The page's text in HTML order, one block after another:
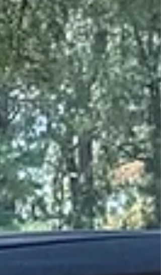
単にすること。ゴルフカートにもバッテリーにも
精通した私たちだからこそのエアコンゴルフカー
トへのテーマとしております。その他の部品もす
べてシート下に収納し、低重心による走行安定性
も実現しています。 ゴルフカートエアコン モ